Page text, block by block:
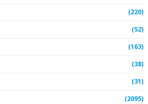
(220)
(52)
(163)
(38)
(31)
(2095)